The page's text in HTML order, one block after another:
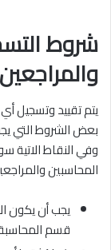
شروط
يتم تقييد وتسجيل
بعض الشروط التي
وفي النقاط
المحاسبين
يجب أن يكون
قسم